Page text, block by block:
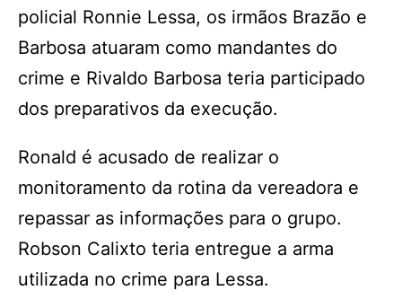
policial Ronnie Lessa, os irmãos Brazão e
Barbosa atuaram como mandantes do
crime e Rivaldo Barbosa teria participado
dos preparativos da execução.
Ronald é acusado de realizar o
monitoramento da rotina da vereadora e
repassar as informações para o grupo.
Robson Calixto teria entregue a arma
utilizada no crime para Lessa.